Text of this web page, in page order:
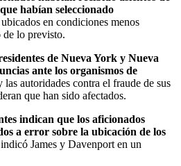
habían seleccionado
en condiciones menos
de lo previsto.
de Nueva York y Nueva
ante los organismos de
las autoridades contra el fraude de sus
que han sido afectados.
indican que los aficionados
a error sobre la ubicación de los
James y Davenport en un